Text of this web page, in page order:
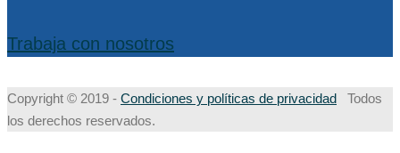
Trabaja con nosotros
Copyright © 2019 - Condiciones y políticas de privacidad Todos
los derechos reservados.